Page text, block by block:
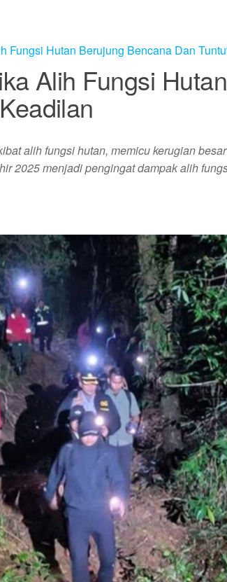
Alih Fungsi
alih fungsi hutan, memicu kerugian
2025 menjadi pengingat dampak alih